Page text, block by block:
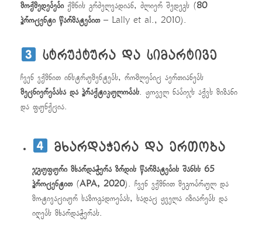
მოქმედებებიქმნის გრძელვადიან, ძლიერ შედეგს (80
პროცენტი წარმატებით– Lally et al., 2010).
სტრუქტურა და სიმარტივე
ჩვენ ვქმნით ინსტრუმენტებს, რომლებიც აერთიანებს
მეცნიერებასა და პრაქტიკულობას. ყოველ ნაბიჯს აქვს მიზანი
და ფუნქცია.
მხარდაჭერა და ერთობა
ჯგუფური მხარდაჭერა ზრდის წარმატების შანსს 65
პროცენტით(APA, 2020). ჩვენ ვქმნით მეგობრულ და
მოტივაციურ საზოგადოებას, სადაც ყველა იზიარებს და
იღებს მხარდაჭერას.